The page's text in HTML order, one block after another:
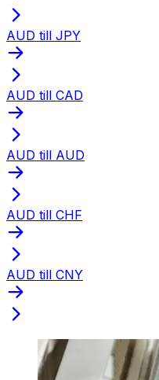
AUD till JPY
AUD till CAD
AUD till AUD
AUD till CHF
AUD till CNY